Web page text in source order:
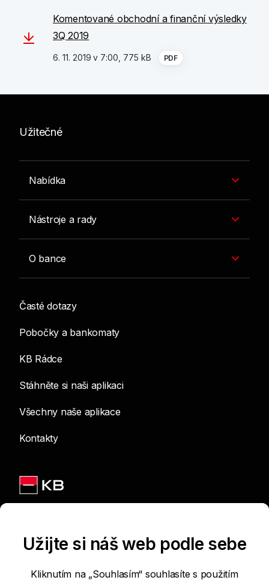
Komentované obchodní a finanční výsledky
3Q 2019
6. 11. 2019 v 7:00, 775 kB PDF
Užitečné
Nabídka
Nástroje a rady
O bance
Časté dotazy
Pobočky a bankomaty
KB Rádce
Stáhněte si naši aplikaci
Všechny naše aplikace
Kontakty
Užijte si náš web podle sebe
Kliknutím na „Souhlasím“ souhlasíte s použitím